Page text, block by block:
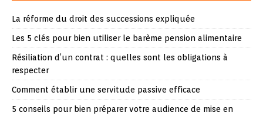
La réforme du droit des successions expliquée
Les 5 clés pour bien utiliser le barème pension alimentaire
Résiliation d’un contrat : quelles sont les obligations à
respecter
Comment établir une servitude passive efficace
5 conseils pour bien préparer votre audience de mise en